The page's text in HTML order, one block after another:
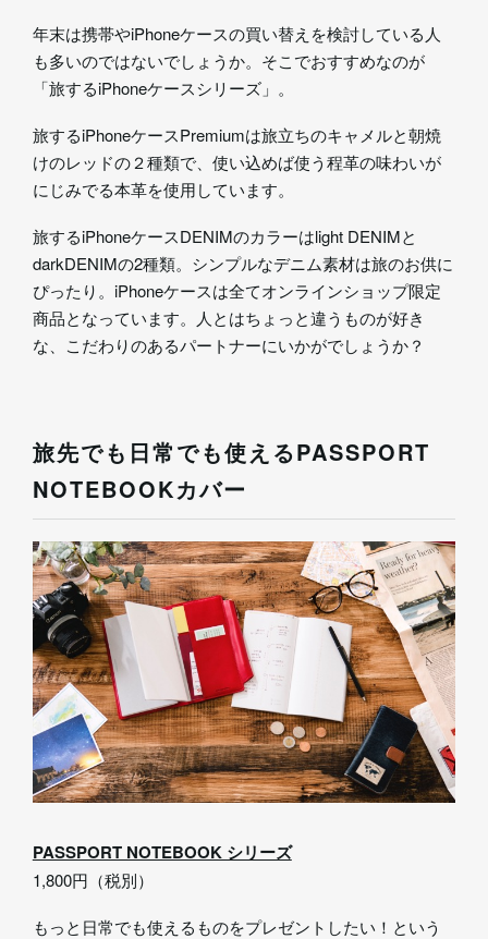
年末は携帯やiPhoneケースの買い替えを検討している人
も多いのではないでしょうか。そこでおすすめなのが
「旅するiPhoneケースシリーズ」。
旅するiPhoneケースPremiumは旅立ちのキャメルと朝焼
けのレッドの２種類で、使い込めば使う程革の味わいが
にじみでる本革を使用しています。
旅するiPhoneケースDENIMのカラーはlight DENIMと
darkDENIMの2種類。シンプルなデニム素材は旅のお供に
ぴったり。iPhoneケースは全てオンラインショップ限定
商品となっています。人とはちょっと違うものが好き
な、こだわりのあるパートナーにいかがでしょうか？
旅先でも日常でも使えるPASSPORT
NOTEBOOKカバー
PASSPORT NOTEBOOK シリーズ
1,800円（税別）
もっと日常でも使えるものをプレゼントしたい！という